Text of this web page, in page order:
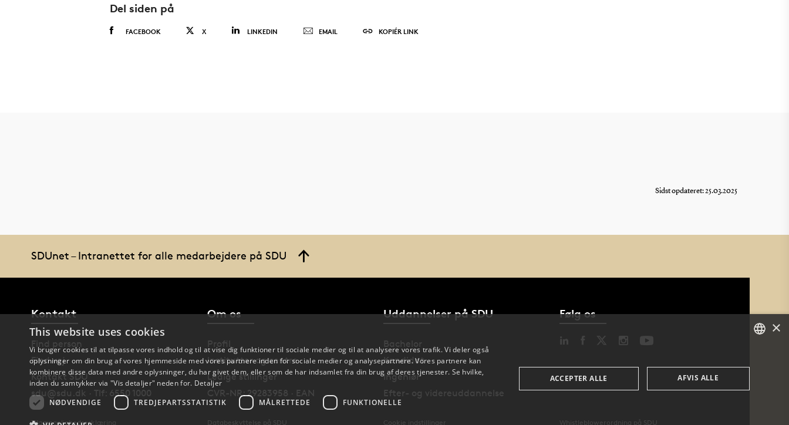
Del siden på
FACEBOOK X LINKEDIN EMAIL KOPIÉR LINK
Sidst opdateret: 25.03.2025
SDUnet – Intranettet for alle medarbejdere på SDU
Kontakt
Find person
Find vej
Kontakt SDU
sdu@sdu.dk · Tlf: 6550 1000
Om os
Profil
Institutter og centre
Ledige stillinger
CVR-NR: 29283958 · EAN
Uddannelser på SDU
Bachelor
Kandidat
Ingeniør
Efter- og videreuddannelse
Følg os
Tilgængelighedserklæring Databeskyttelse på SDU Cookie indstillinger Whistleblowerordning på SDU
DANISH
×
This website uses cookies
Vi bruger cookies til at tilpasse vores indhold og til at vise dig funktioner til sociale medier og til at analysere vores trafik. Vi deler også
oplysninger om din brug af vores hjemmeside med vores partnere inden for sociale medier og analysepartnere. Vores partnere kan
kombinere disse data med andre oplysninger, du har givet dem, eller som de har indsamlet fra din brug af deres tjenester. Se hvilke,
inden du samtykker via "Vis detaljer" neden for. Detaljer
NØDVENDIGE
TREDJEPARTSSTATISTIK MÅLRETTEDE FUNKTIONELLE
ACCEPTER ALLE AFVIS ALLE